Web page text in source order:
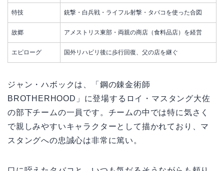
特技 銃撃・白兵戦・ライフル射撃・タバコを使った合図
故郷 アメストリス東部・両親の商店（食料品店）を経営
エピローグ 国外リハビリ後に歩行回復、父の店を継ぐ
ジャン・ハボックは、「鋼の錬金術師
BROTHERHOOD」に登場するロイ・マスタング大佐
の部下チームの一員です。チームの中では特に気さく
で親しみやすいキャラクターとして描かれており、マ
スタングへの忠誠心は非常に篤い。